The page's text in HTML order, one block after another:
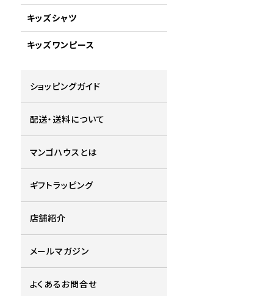
キッズシャツ
キッズワンピース
ショッピングガイド
配送・送料について
マンゴハウスとは
ギフトラッピング
店舗紹介
メールマガジン
よくあるお問合せ